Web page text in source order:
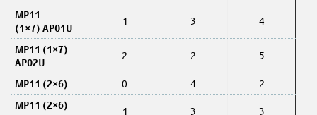
MP11
(1×7) AP01U
1 3 4
MP11 (1×7)
AP02U
2 2 5
MP11 (2×6) 0 4
2
MP11 (2×6)
1 3 3